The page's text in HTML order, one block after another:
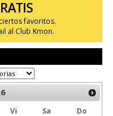
favoritos.
al Club Kmon.
Vi Sa
Do